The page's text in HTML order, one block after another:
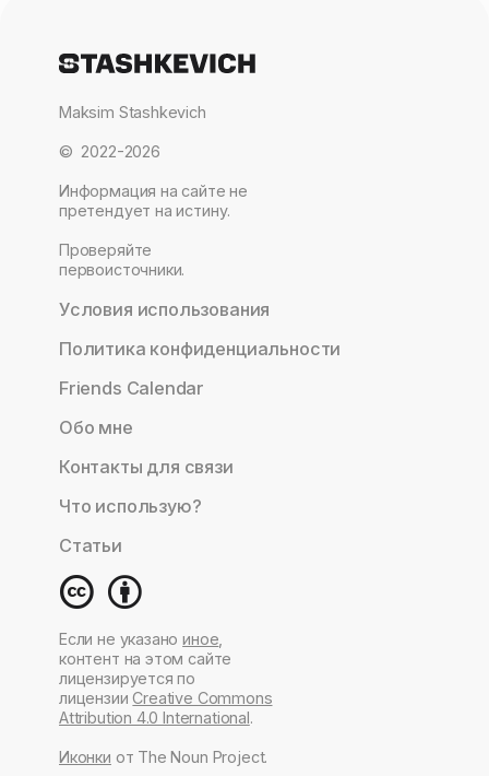
Maksim Stashkevich
© 2022-2026
Информация на сайте не
претендует на истину.
Проверяйте
первоисточники.
Условия использования
Политика конфиденциальности
Friends Calendar
Обо мне
Контакты для связи
Что использую?
Статьи
Если не указаноиное
контент на этом сайте
лицензируется по
лицензииCreative Commons
Attribution 4.0 International.
Иконки от The Noun Project.